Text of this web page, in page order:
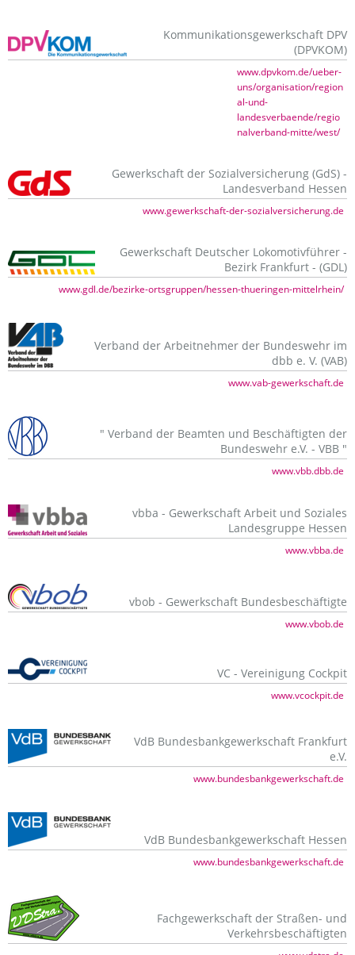
Kommunikationsgewerkschaft DPV
(DPVKOM)
www.dpvkom.de/ueber-
uns/organisation/region
al-und-
landesverbaende/regio
nalverband-mitte/west/
Gewerkschaft der Sozialversicherung (GdS) -
Landesverband Hessen
www.gewerkschaft-der-sozialversicherung.de
Gewerkschaft Deutscher Lokomotivführer -
Bezirk Frankfurt - (GDL)
www.gdl.de/bezirke-ortsgruppen/hessen-thueringen-mittelrhein/
Verband der Arbeitnehmer der Bundeswehr im
dbb e. V. (VAB)
www.vab-gewerkschaft.de
" Verband der Beamten und Beschäftigten der
Bundeswehr e.V. - VBB "
www.vbb.dbb.de
vbba - Gewerkschaft Arbeit und Soziales
Landesgruppe Hessen
www.vbba.de
vbob - Gewerkschaft Bundesbeschäftigte
www.vbob.de
VC - Vereinigung Cockpit
www.vcockpit.de
VdB Bundesbankgewerkschaft Frankfurt
e.V.
www.bundesbankgewerkschaft.de
VdB Bundesbankgewerkschaft Hessen
www.bundesbankgewerkschaft.de
Fachgewerkschaft der Straßen- und
Verkehrsbeschäftigten